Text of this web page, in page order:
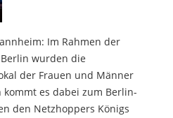
Im Rahmen der
wurden die
der Frauen und Männer
es dabei zum Berlin-
den Netzhoppers Königs